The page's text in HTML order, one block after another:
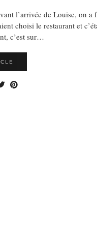
l’arrivée de Louise, on a
choisi le restaurant et
c’est sur…